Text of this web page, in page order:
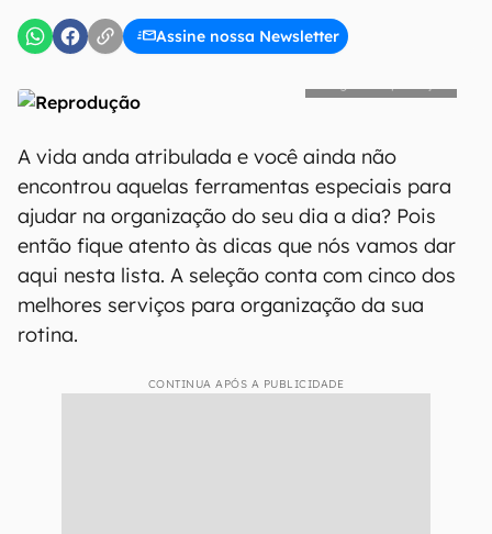
Assine nossa Newsletter
Uso e Política de Privacidade do Canaltech.
A vida anda atribulada e você ainda não
encontrou aquelas ferramentas especiais para
ajudar na organização do seu dia a dia? Pois
então fique atento às dicas que nós vamos dar
aqui nesta lista. A seleção conta com cinco dos
melhores serviços para organização da sua
rotina.
CONTINUA APÓS A PUBLICIDADE